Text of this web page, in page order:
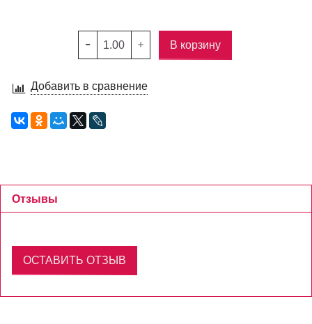
В корзину
Добавить в сравнение
Отзывы
ОСТАВИТЬ ОТЗЫВ